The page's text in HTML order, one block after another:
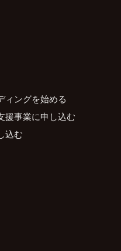
ィングを始める
援事業に申し込む
込む